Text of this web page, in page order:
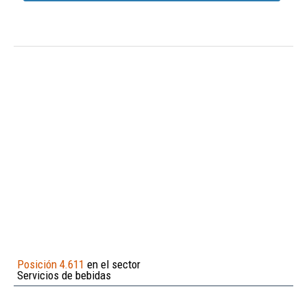
Posición 4.611 en el sector
Servicios de bebidas